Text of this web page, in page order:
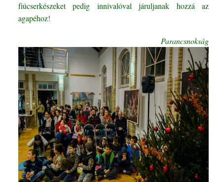
fiúcserkészeket pedig innivalóval járuljanak hozzá az
agapéhoz!
Parancsnokság